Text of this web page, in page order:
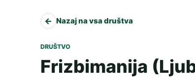
← Nazaj na vsa društva
DRUŠTVO
Frizbimanija